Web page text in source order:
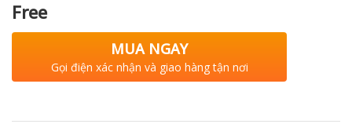
Free
MUA NGAY
Gọi điện xác nhận và giao hàng tận nơi